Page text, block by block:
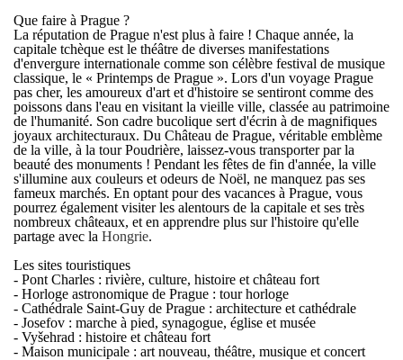
Que faire à Prague ?
La réputation de Prague n'est plus à faire ! Chaque année, la
capitale tchèque est le théâtre de diverses manifestations
d'envergure internationale comme son célèbre festival de musique
classique, le « Printemps de Prague ». Lors d'un voyage Prague
pas cher, les amoureux d'art et d'histoire se sentiront comme des
poissons dans l'eau en visitant la vieille ville, classée au patrimoine
de l'humanité. Son cadre bucolique sert d'écrin à de magnifiques
joyaux architecturaux. Du Château de Prague, véritable emblème
de la ville, à la tour Poudrière, laissez-vous transporter par la
beauté des monuments ! Pendant les fêtes de fin d'année, la ville
s'illumine aux couleurs et odeurs de Noël, ne manquez pas ses
fameux marchés. En optant pour des vacances à Prague, vous
pourrez également visiter les alentours de la capitale et ses très
nombreux châteaux, et en apprendre plus sur l'histoire qu'elle
partage avec la Hongrie.
Les sites touristiques
- Pont Charles : rivière, culture, histoire et château fort
- Horloge astronomique de Prague : tour horloge
- Cathédrale Saint-Guy de Prague : architecture et cathédrale
- Josefov : marche à pied, synagogue, église et musée
- Vyšehrad : histoire et château fort
- Maison municipale : art nouveau, théâtre, musique et concert